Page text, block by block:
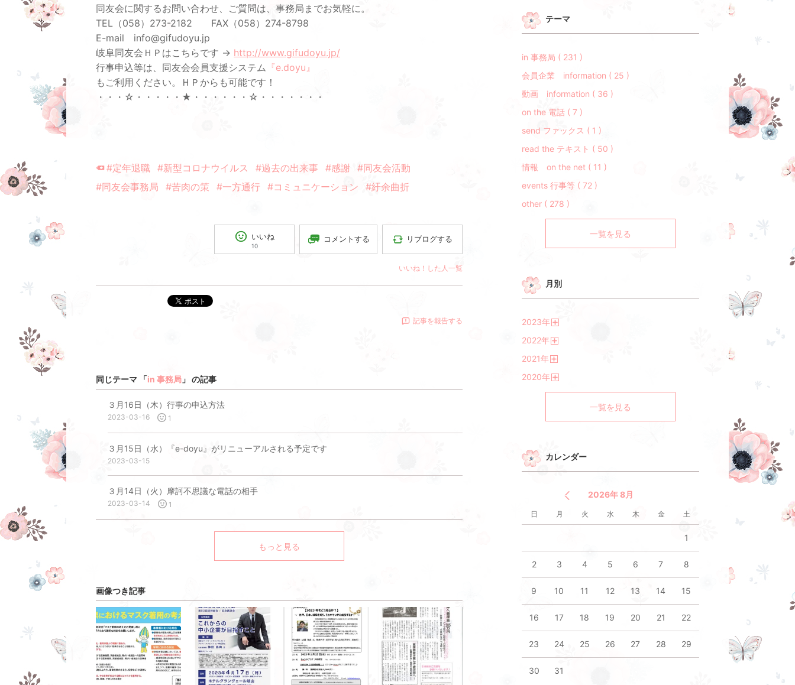
同友会に関するお問い合わせ、ご質問は、事務局までお気軽に。
TEL（058）273-2182 FAX（058）274-8798
E-mail info@gifudoyu.jp
岐阜同友会ＨＰはこちらです → http://www.gifudoyu.jp/
行事申込等は、同友会会員支援システム 『e.doyu』
もご利用ください。ＨＰからも可能です！
・・・☆・・・・・★・・・・・・☆・・・・・・・
#定年退職 #新型コロナウイルス #過去の出来事 #感謝 #同友会活動
#同友会事務局
#苦肉の策 #一方通行 #コミュニケーション #紆余曲折
いいね
10
コメントする リブログする
いいね！した人一覧
ポスト
記事を報告する
同じテーマ 「in 事務局 」 の記事
３月16日（木）行事の申込方法
2023-03-16 1
３月15日（水）『e-doyu』がリニューアルされる予定です
2023-03-15
３月14日（火）摩訶不思議な電話の相手
2023-03-14 1
もっと見る
画像つき記事
テーマ
in 事務局 ( 231 )
会員企業 information ( 25 )
動画 information ( 36 )
on the 電話 ( 7 )
send ファックス ( 1 )
read the テキスト ( 50 )
情報 on the net ( 11 )
events 行事等 ( 72 )
other ( 278 )
一覧を見る
月別
2023年
2022年
2021年
2020年
一覧を見る
カレンダー
2026年 8月
日 月 火 水 木 金 土
1
2 3 4 5 6 7 8
9 10 11 12 13 14 15
16 17 18 19 20 21 22
23 24 25 26 27 28 29
30 31